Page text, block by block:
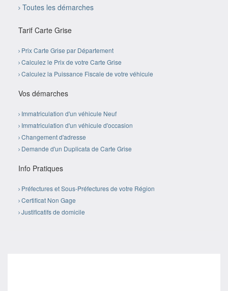
Toutes les démarches
Tarif Carte Grise
Prix Carte Grise par Département
Calculez le Prix de votre Carte Grise
Calculez la Puissance Fiscale de votre véhicule
Vos démarches
Immatriculation d'un véhicule Neuf
Immatriculation d'un véhicule d'occasion
Changement d'adresse
Demande d'un Duplicata de Carte Grise
Info Pratiques
Préfectures et Sous-Préfectures de votre Région
Certificat Non Gage
Justificatifs de domicile